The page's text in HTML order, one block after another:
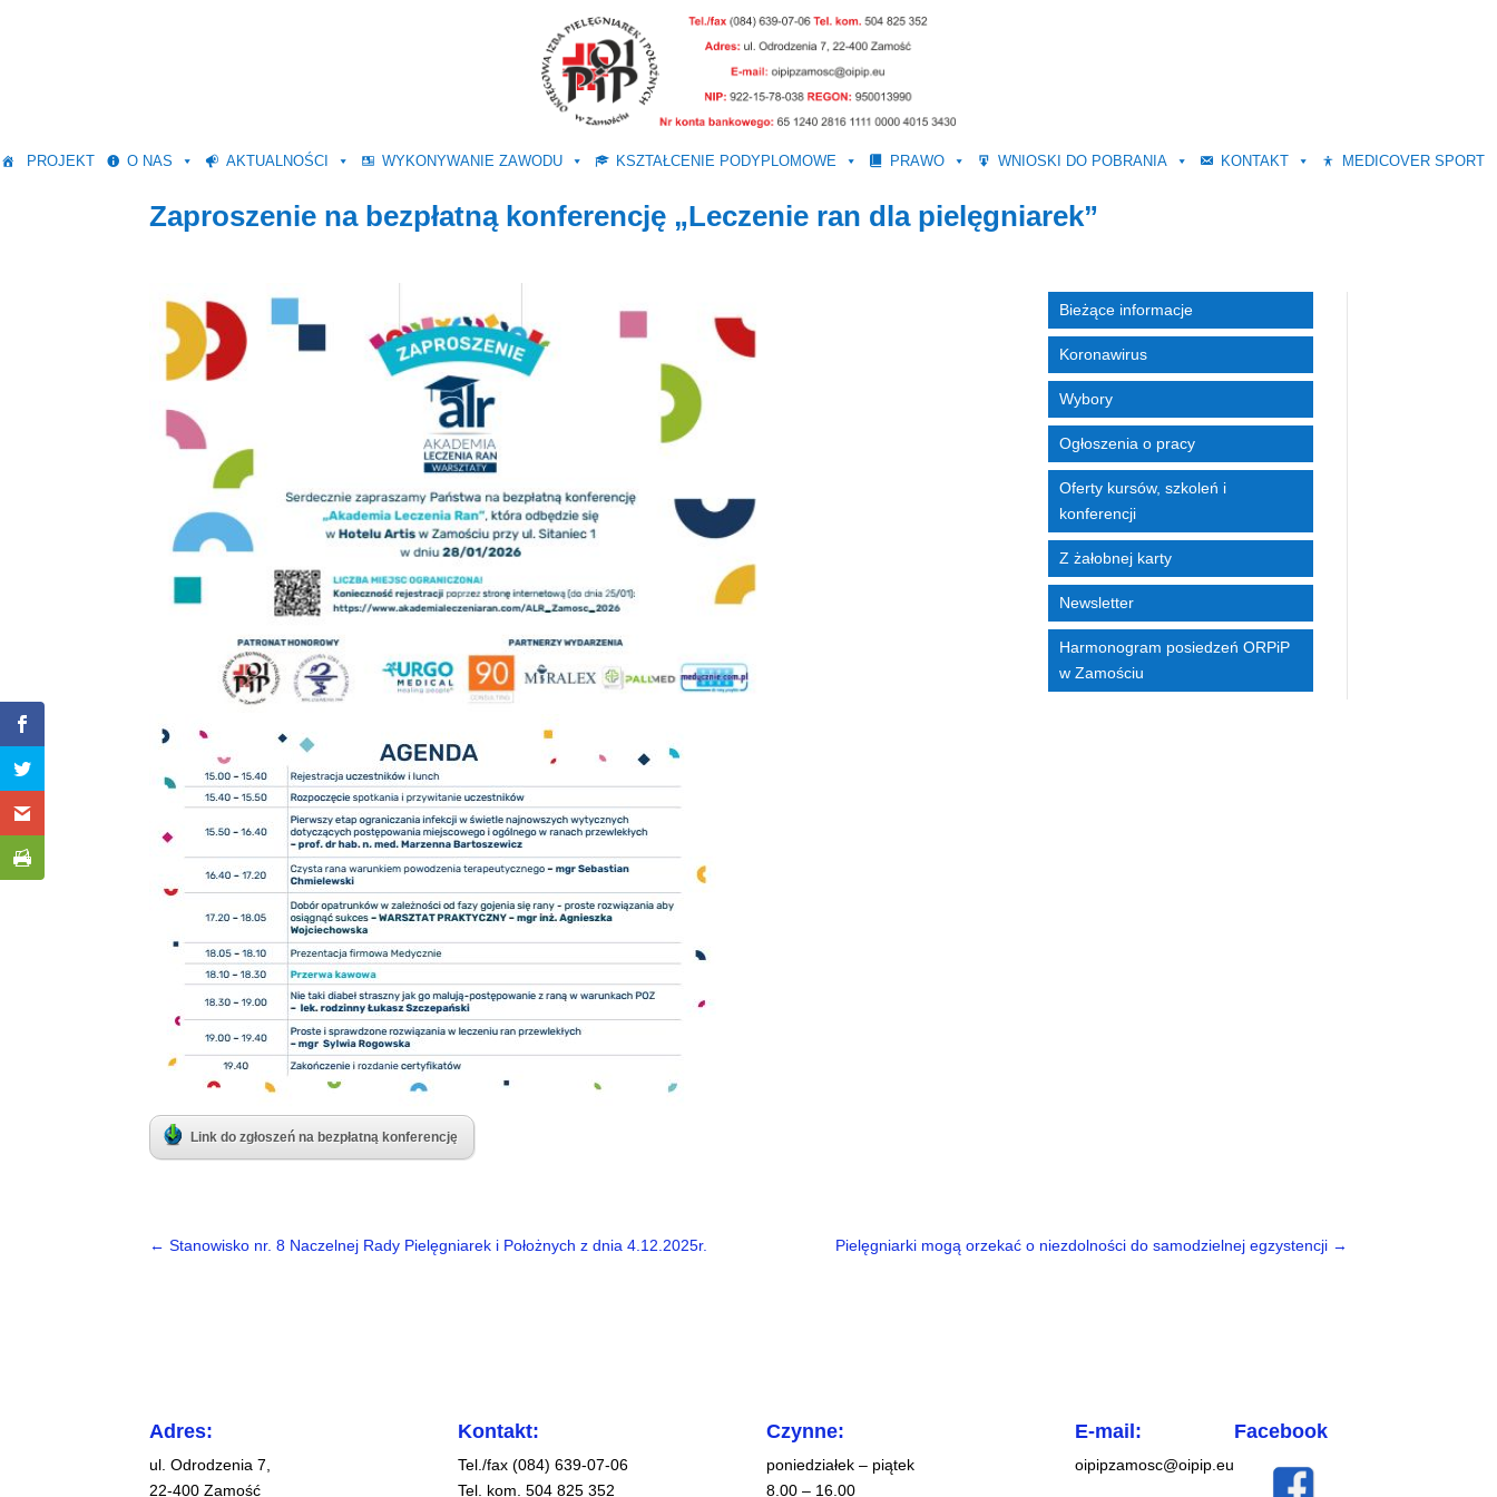
PROJEKT O NAS AKTUALNOŚCI WYKONYWANIE ZAWODU KSZTAŁCENIE PODYPLOMOWE PRAWO WNIOSKI DO POBRANIA KONTAKT MEDICOVER SPORT
Zaproszenie na bezpłatną konferencję „Leczenie ran dla pielęgniarek”
Link do zgłoszeń na bezpłatną konferencję
Bieżące informacje
Koronawirus
Wybory
Ogłoszenia o pracy
Oferty kursów, szkoleń i
konferencji
Z żałobnej karty
Newsletter
Harmonogram posiedzeń ORPiP
w Zamościu
←Stanowisko nr. 8 Naczelnej Rady Pielęgniarek i Położnych z dnia 4.12.2025r. Pielęgniarki mogą orzekać o niezdolności do samodzielnej egzystencji→
Adres:
ul. Odrodzenia 7,
22-400 Zamość
Kontakt:
Tel./fax (084) 639-07-06
Tel. kom. 504 825 352
Czynne:
poniedziałek – piątek
8.00 – 16.00
E-mail:
oipipzamosc@oipip.eu
Facebook